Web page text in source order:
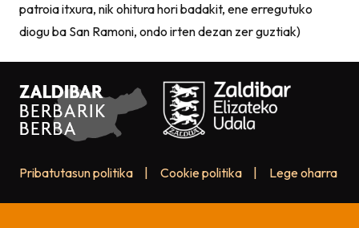
patroia itxura, nik ohitura hori badakit, ene erregutuko
diogu ba San Ramoni, ondo irten dezan zer guztiak)
Pribatutasun politika Cookie politika Lege oharra